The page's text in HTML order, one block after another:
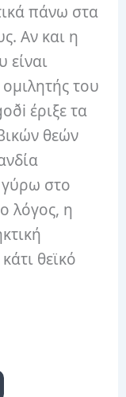
πάνω στα
Αν και η
είναι
του
έριξε τα
θεών
γύρω στο
λόγος, η
θεϊκό